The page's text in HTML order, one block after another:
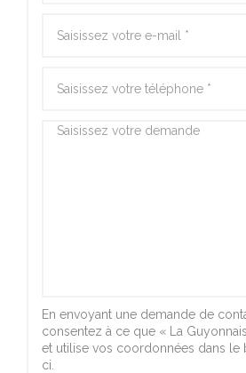
En envoyant une demande de
consentez à ce que « La
et utilise vos coordonnées dans le
ci.